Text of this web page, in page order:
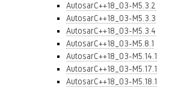
AutosarC++18_03-M5.3.2
AutosarC++18_03-M5.3.3
AutosarC++18_03-M5.3.4
AutosarC++18_03-M5.8.1
AutosarC++18_03-M5.14.1
AutosarC++18_03-M5.17.1
AutosarC++18_03-M5.18.1